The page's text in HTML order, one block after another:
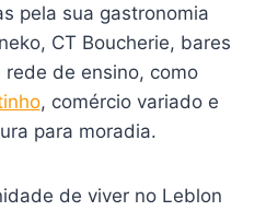
pela sua gastronomia
CT Boucherie, bares
de ensino, como
, comércio variado e
para moradia.
de viver no Leblon